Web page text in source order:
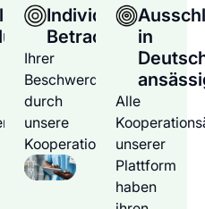
Individuelle
Betrachtung
Ihrer
Beschwerden
durch
unsere
Kooperationsärzte
in
Alle
unserer
Plattform
haben